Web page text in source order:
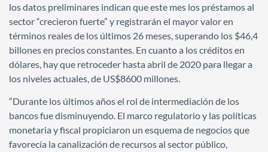
los datos preliminares indican que este mes los préstamos al
sector “crecieron fuerte” y registrarán el mayor valor en
términos reales de los últimos 26 meses, superando los $46,4
billones en precios constantes. En cuanto a los créditos en
dólares, hay que retroceder hasta abril de 2020 para llegar a
los niveles actuales, de US$8600 millones.
“Durante los últimos años el rol de intermediación de los
bancos fue disminuyendo. El marco regulatorio y las políticas
monetaria y fiscal propiciaron un esquema de negocios que
favorecía la canalización de recursos al sector público,